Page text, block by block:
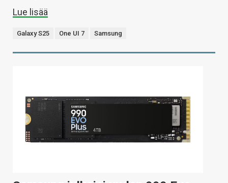
Lue lisää
Galaxy S25 One UI 7 Samsung